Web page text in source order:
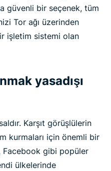
güvenli bir seçenek, tüm
Tor ağı üzerinden
işletim sistemi olan
yasadışı
Karşıt görüşlülerin
kurmaları için önemli bir
Facebook gibi popüler
ülkelerinde